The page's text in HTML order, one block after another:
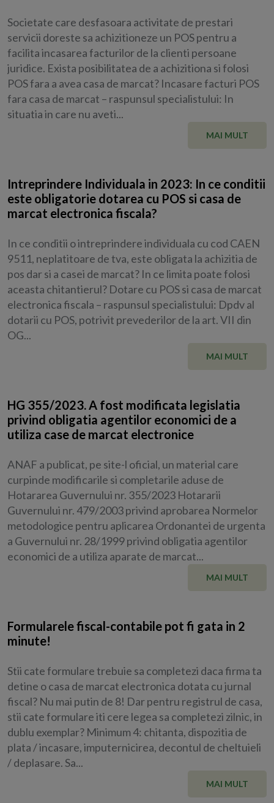
Societate care desfasoara activitate de prestari
servicii doreste sa achizitioneze un POS pentru a
facilita incasarea facturilor de la clienti persoane
juridice. Exista posibilitatea de a achizitiona si folosi
POS fara a avea casa de marcat? Incasare facturi POS
fara casa de marcat – raspunsul specialistului: In
situatia in care nu aveti...
MAI MULT
Intreprindere Individuala in 2023: In ce conditii
este obligatorie dotarea cu POS si casa de
marcat electronica fiscala?
In ce conditii o intreprindere individuala cu cod CAEN
9511, neplatitoare de tva, este obligata la achizitia de
pos dar si a casei de marcat? In ce limita poate folosi
aceasta chitantierul? Dotare cu POS si casa de marcat
electronica fiscala – raspunsul specialistului: Dpdv al
dotarii cu POS, potrivit prevederilor de la art. VII din
OG...
MAI MULT
HG 355/2023. A fost modificata legislatia
privind obligatia agentilor economici de a
utiliza case de marcat electronice
ANAF a publicat, pe site-l oficial, un material care
curpinde modificarile si completarile aduse de
Hotararea Guvernului nr. 355/2023 Hotararii
Guvernului nr. 479/2003 privind aprobarea Normelor
metodologice pentru aplicarea Ordonantei de urgenta
a Guvernului nr. 28/1999 privind obligatia agentilor
economici de a utiliza aparate de marcat...
MAI MULT
Formularele fiscal-contabile pot fi gata in 2
minute!
Stii cate formulare trebuie sa completezi daca firma ta
detine o casa de marcat electronica dotata cu jurnal
fiscal? Nu mai putin de 8! Dar pentru registrul de casa,
stii cate formulare iti cere legea sa completezi zilnic, in
dublu exemplar? Minimum 4: chitanta, dispozitia de
plata / incasare, imputernicirea, decontul de cheltuieli
/ deplasare. Sa...
MAI MULT